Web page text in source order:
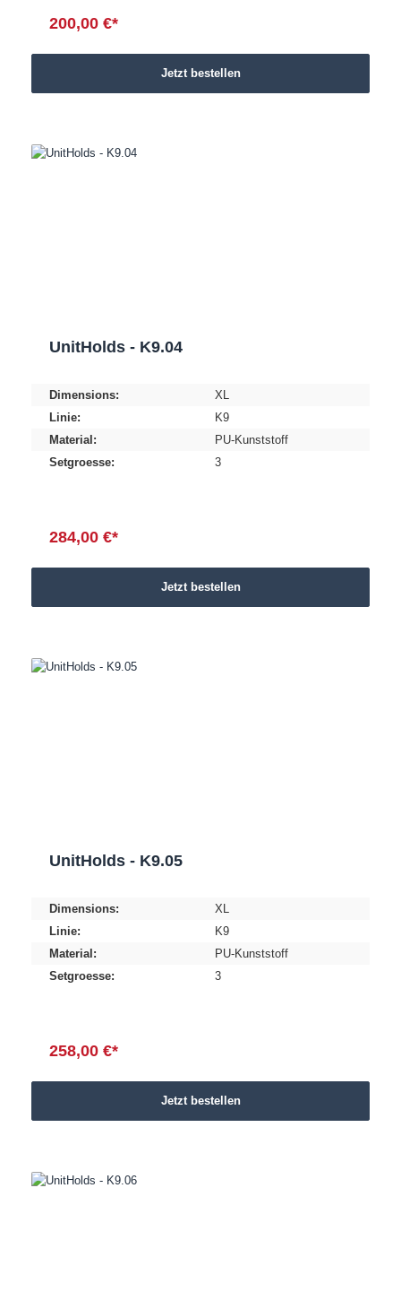
200,00 €*
Jetzt bestellen
UnitHolds - K9.04
Dimensions:
XL
Linie:
K9
Material:
PU-Kunststoff
Setgroesse:
3
284,00 €*
Jetzt bestellen
UnitHolds - K9.05
Dimensions:
XL
Linie:
K9
Material:
PU-Kunststoff
Setgroesse:
3
258,00 €*
Jetzt bestellen